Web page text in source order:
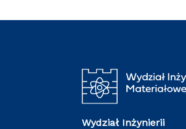
Wydział Inżynierii